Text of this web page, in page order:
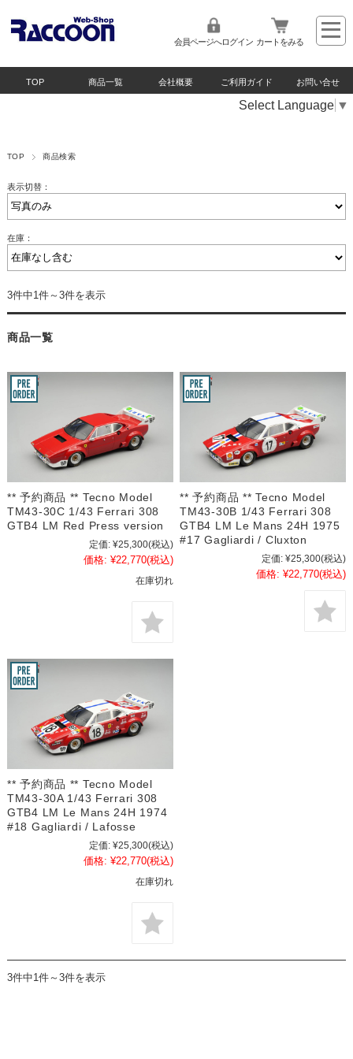
会員ページへログイン カートをみる
TOP 商品一覧 会社概要 ご利用ガイド お問い合せ
Select Language ▼
TOP 商品検索
表示切替：
在庫：
3件中1件～3件を表示
商品一覧
** 予約商品 ** Tecno Model
TM43-30C 1/43 Ferrari 308
GTB4 LM Red Press version
定価: ¥25,300(税込)
価格: ¥22,770(税込)
在庫切れ
** 予約商品 ** Tecno Model
TM43-30B 1/43 Ferrari 308
GTB4 LM Le Mans 24H 1975
#17 Gagliardi / Cluxton
定価: ¥25,300(税込)
価格: ¥22,770(税込)
** 予約商品 ** Tecno Model
TM43-30A 1/43 Ferrari 308
GTB4 LM Le Mans 24H 1974
#18 Gagliardi / Lafosse
定価: ¥25,300(税込)
価格: ¥22,770(税込)
在庫切れ
3件中1件～3件を表示